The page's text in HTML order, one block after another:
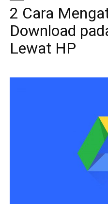
2 Cara
Download
Lewat HP